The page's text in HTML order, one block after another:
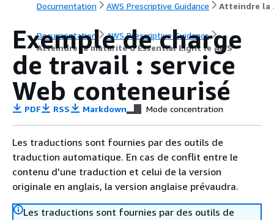
Documentation AWS Prescriptive Guidance
Documentation
AWS Prescriptive Guidance
Atteindre la maturité d'Essential Eight le AWS
Exemple de charge
de travail : service
Web conteneurisé
PDF RSS Markdown Mode concentration
Les traductions sont fournies par des outils de
traduction automatique. En cas de conflit entre le
contenu d'une traduction et celui de la version
originale en anglais, la version anglaise prévaudra.
Les traductions sont fournies par des outils de